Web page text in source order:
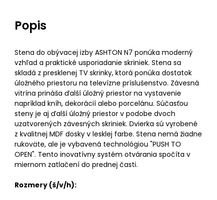
Popis
Stena do obývacej izby ASHTON N7 ponúka moderný
vzhľad a praktické usporiadanie skriniek. Stena sa
skladá z presklenej TV skrinky, ktorá ponúka dostatok
úložného priestoru na televízne príslušenstvo. Závesná
vitrína prináša ďalší úložný priestor na vystavenie
napríklad kníh, dekorácií alebo porcelánu. Súčasťou
steny je aj ďalší úložný priestor v podobe dvoch
uzatvorených závesných skriniek. Dvierka sú vyrobené
z kvalitnej MDF dosky v lesklej farbe. Stena nemá žiadne
rukoväte, ale je vybavená technológiou "PUSH TO
OPEN". Tento inovatívny systém otvárania spočíta v
miernom zatlačení do prednej časti.
Rozmery (š/v/h):